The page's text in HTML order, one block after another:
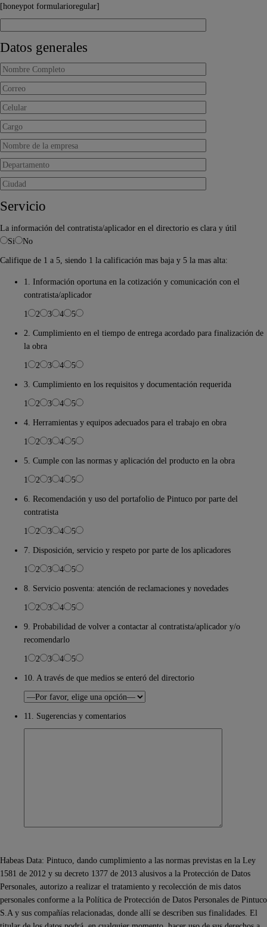
[honeypot formularioregular]
Datos generales
Servicio
La información del contratista/aplicador en el directorio es clara y útil
Si
No
Califique de 1 a 5, siendo 1 la calificación mas baja y 5 la mas alta:
1. Información oportuna en la cotización y comunicación con el
contratista/aplicador
1
2 3 4
5
2. Cumplimiento en el tiempo de entrega acordado para finalización de
la obra
1
2 3 4
5
3. Cumplimiento en los requisitos y documentación requerida
1
2 3 4
5
4. Herramientas y equipos adecuados para el trabajo en obra
1
2 3 4
5
5. Cumple con las normas y aplicación del producto en la obra
1
2 3 4
5
6. Recomendación y uso del portafolio de Pintuco por parte del
contratista
1
2 3 4
5
7. Disposición, servicio y respeto por parte de los aplicadores
1
2 3 4
5
8. Servicio posventa: atención de reclamaciones y novedades
1
2 3 4
5
9. Probabilidad de volver a contactar al contratista/aplicador y/o
recomendarlo
1
2 3 4
5
10. A través de que medios se enteró del directorio
11. Sugerencias y comentarios
Habeas Data: Pintuco, dando cumplimiento a las normas previstas en la Ley
1581 de 2012 y su decreto 1377 de 2013 alusivos a la Protección de Datos
Personales, autorizo a realizar el tratamiento y recolección de mis datos
personales conforme a la Política de Protección de Datos Personales de Pintuco
S.A y sus compañías relacionadas, donde allí se describen sus finalidades. El